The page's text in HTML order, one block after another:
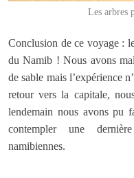
Les arbres
Conclusion de ce voyage :
du Namib ! Nous avons
de sable mais l’expérience
retour vers la capitale,
lendemain nous avons pu
contempler une
namibiennes.